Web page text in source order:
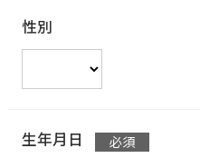
性別
生年月日